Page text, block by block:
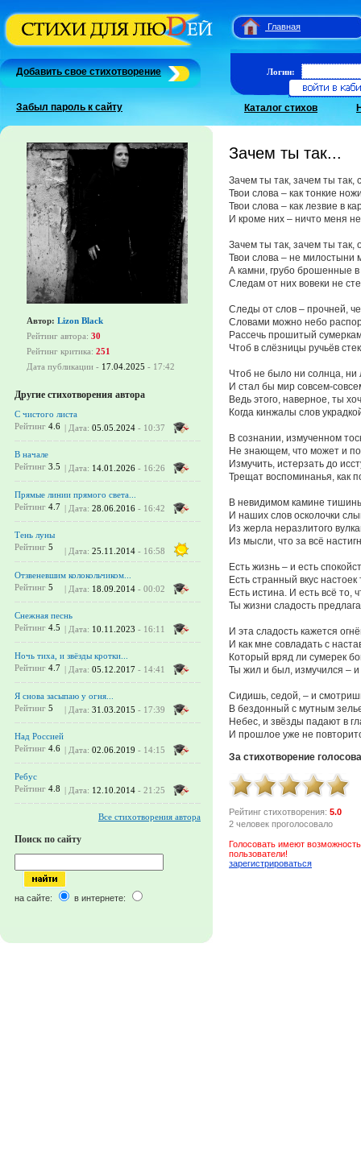
Главная
Добавить свое стихотворение
Забыл пароль к сайту
Логин:
Каталог стихов
Автор: Lizon Black
Рейтинг автора: 30
Рейтинг критика: 251
Дата публикации - 17.04.2025 - 17:42
Другие стихотворения автора
С чистого листа
Рейтинг 4.6 | Дата: 05.05.2024 - 10:37
В начале
Рейтинг 3.5 | Дата: 14.01.2026 - 16:26
Прямые линии прямого света...
Рейтинг 4.7 | Дата: 28.06.2016 - 16:42
Тень луны
Рейтинг 5 | Дата: 25.11.2014 - 16:58
Отзвеневшим колокольчиком...
Рейтинг 5 | Дата: 18.09.2014 - 00:02
Снежная песнь
Рейтинг 4.5 | Дата: 10.11.2023 - 16:11
Ночь тиха, и звёзды кротки...
Рейтинг 4.7 | Дата: 05.12.2017 - 14:41
Я снова засыпаю у огня...
Рейтинг 5 | Дата: 31.03.2015 - 17:39
Над Россией
Рейтинг 4.6 | Дата: 02.06.2019 - 14:15
Ребус
Рейтинг 4.8 | Дата: 12.10.2014 - 21:25
Все стихотворения автора
Поиск по сайту
на сайте: в интернете:
Зачем ты так...
Зачем ты так, зачем ты так,
Твои слова – как тонкие
Твои слова – как лезвие в
И кроме них – ничто меня
Зачем ты так, зачем ты так,
Твои слова – не милостыни
А камни, грубо брошенные
Следам от них вовеки не
Следы от слов – прочней,
Словами можно небо
Рассечь прошитый
Чтоб в слёзницы ручьёв
Чтоб не было ни солнца, ни
И стал бы мир совсем-
Ведь этого, наверное, ты
Когда кинжалы слов
В сознании, измученном
Не знающем, что может и
Измучить, истерзать до
Трещат воспоминанья, как
В невидимом камине
И наших слов осколочки
Из жерла неразлитого
Из мысли, что за всё
Есть жизнь – и есть
Есть странный вкус
Есть истина. И есть всё то,
Ты жизни сладость
И эта сладость кажется
И как мне совладать с
Который вряд ли сумерек
Ты жил и был, измучился –
Сидишь, седой, – и
В бездонный с мутным
Небес, и звёзды падают в
И прошлое уже не
За стихотворение
Рейтинг стихотворения: 5.0
2 человек проголосовало
Голосовать имеют
пользователи!
зарегистрироваться